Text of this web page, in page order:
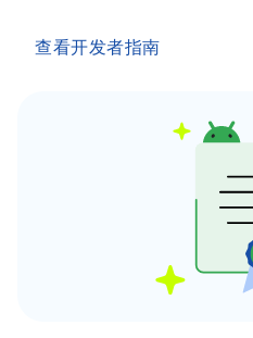
查看开发者指南